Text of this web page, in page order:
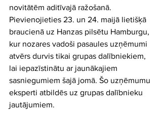
novitātēm aditīvajā ražošanā.
Pievienojieties 23. un 24. maijā lietišķā
braucienā uz Hanzas pilsētu Hamburgu,
kur nozares vadoši pasaules uzņēmumi
atvērs durvis tikai grupas dalībniekiem,
lai iepazīstinātu ar jaunākajiem
sasniegumiem šajā jomā. Šo uzņēmumu
eksperti atbildēs uz grupas dalībnieku
jautājumiem.